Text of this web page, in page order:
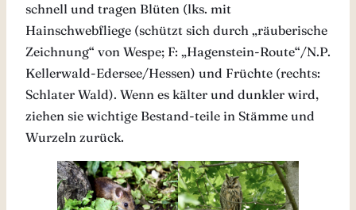
schnell und tragen Blüten (lks. mit
Hainschwebfliege (schützt sich durch „räuberische
Zeichnung“ von Wespe; F: „Hagenstein-Route“/N.P.
Kellerwald-Edersee/Hessen) und Früchte (rechts:
Schlater Wald). Wenn es kälter und dunkler wird,
ziehen sie wichtige Bestand-teile in Stämme und
Wurzeln zurück.